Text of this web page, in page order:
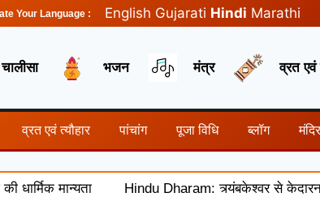
Your Language : English Gujarati Hindi Marathi
चालीसा भजन मंत्र व्रत एवं
व्रत एवं त्यौहार पांचांग पूजा विधि ब्लॉग मंदिर
मान्यता Hindu Dharam: त्र्यंबकेश्वर से केदारनाथ-